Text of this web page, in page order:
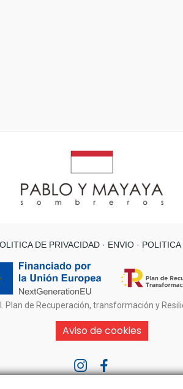
DE PRIVACIDAD · ENVIO ·
Plan de Recuperación, transformación y
Aviso de cookies